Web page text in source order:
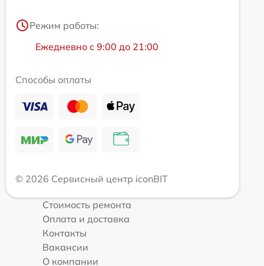
Режим работы:
Ежедневно с 9:00 до 21:00
Способы оплаты
© 2026 Сервисный центр iconBIT
Стоимость ремонта
Оплата и доставка
Контакты
Вакансии
О компании